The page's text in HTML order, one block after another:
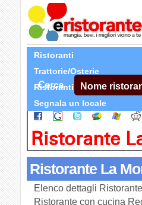
Ristoranti
Trattorie/Osterie
Ristoranti Etnici
Segnala un locale
Cerca
Ristorante
Ristorante La
Elenco dettagli
Ristorante con cucina